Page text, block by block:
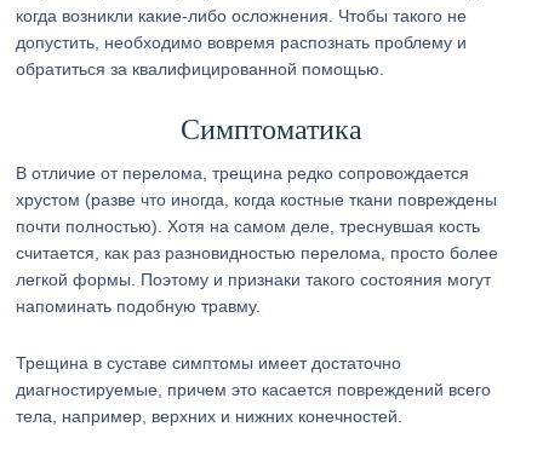
когда возникли какие-либо осложнения. Чтобы такого не
допустить, необходимо вовремя распознать проблему и
обратиться за квалифицированной помощью.
Симптоматика
В отличие от перелома, трещина редко сопровождается
хрустом (разве что иногда, когда костные ткани повреждены
почти полностью). Хотя на самом деле, треснувшая кость
считается, как раз разновидностью перелома, просто более
легкой формы. Поэтому и признаки такого состояния могут
напоминать подобную травму.
Трещина в суставе симптомы имеет достаточно
диагностируемые, причем это касается повреждений всего
тела, например, верхних и нижних конечностей.